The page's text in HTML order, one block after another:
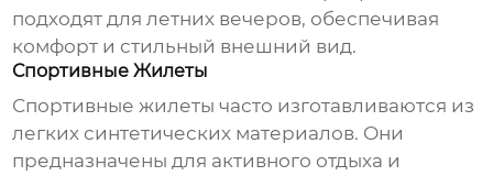
подходят для летних вечеров, обеспечивая
комфорт и стильный внешний вид.
Спортивные Жилеты
Спортивные жилеты часто изготавливаются из
легких синтетических материалов. Они
предназначены для активного отдыха и